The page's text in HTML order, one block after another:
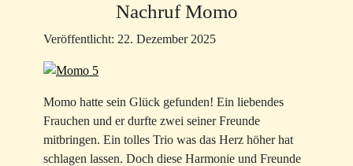
Nachruf Momo
Veröffentlicht: 22. Dezember 2025
Momo hatte sein Glück gefunden! Ein liebendes
Frauchen und er durfte zwei seiner Freunde
mitbringen. Ein tolles Trio was das Herz höher hat
schlagen lassen. Doch diese Harmonie und Freunde